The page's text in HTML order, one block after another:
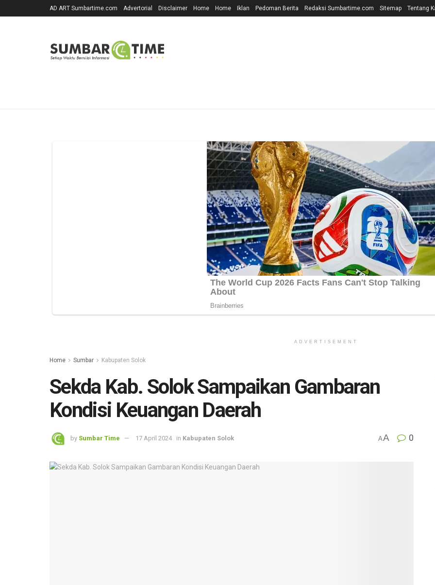
AD ART Sumbartime.com Advertorial Disclaimer Home Home Iklan Pedoman Berita Redaksi Sumbartime.com Sitemap Tentang
ADVERTISEMENT
Home Sumbar Kabupaten Solok
Sekda Kab. Solok Sampaikan Gambaran
Kondisi Keuangan Daerah
by Sumbar Time 17 April 2024 in Kabupaten Solok AA 0